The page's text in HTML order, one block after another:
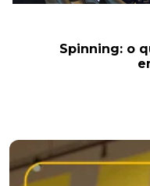
Spinning: o